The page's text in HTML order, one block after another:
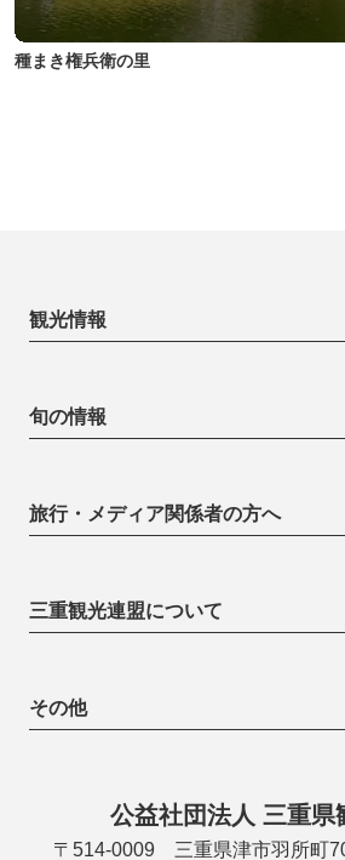
種まき権兵衛の里
観光情報
旬の情報
旅行・メディア関係者の方へ
三重観光連盟について
その他
公益社団法人 三重県
〒514-0009 三重県津市羽所町